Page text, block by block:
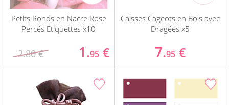
Petits Ronds en Nacre Rose
Percés Etiquettes x10
2.80 € 1.95 €
Caisses Cageots en Bois avec
Dragées x5
7.95 €